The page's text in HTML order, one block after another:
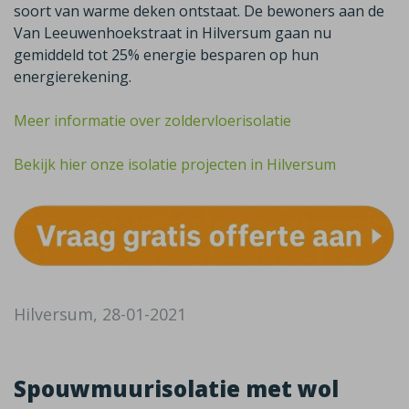
soort van warme deken ontstaat. De bewoners aan de
Van Leeuwenhoekstraat in Hilversum gaan nu
gemiddeld tot 25% energie besparen op hun
energierekening.
Meer informatie over zoldervloerisolatie
Bekijk hier onze isolatie projecten in Hilversum
Hilversum, 28-01-2021
Spouwmuurisolatie met wol